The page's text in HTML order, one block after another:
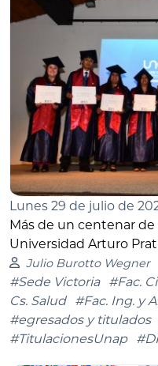
Lunes 29 de julio de
Más de un centenar
Universidad Arturo
Julio Burotto Wegner
#Sede Victoria #Fac.
Cs. Salud
#Fac. Ing. y
#egresados y titulados
#TitulacionesUnap